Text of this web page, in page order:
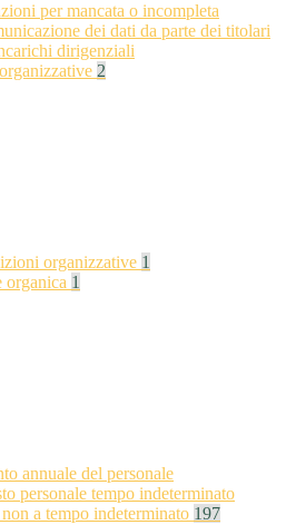
per mancata o incompleta
dei dati da parte dei titolari
dirigenziali
2
organizzative 1
organica 1
annuale del personale
personale tempo indeterminato
a tempo indeterminato 197